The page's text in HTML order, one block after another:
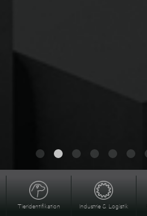
Tieridentifikation Industrie & Logistik